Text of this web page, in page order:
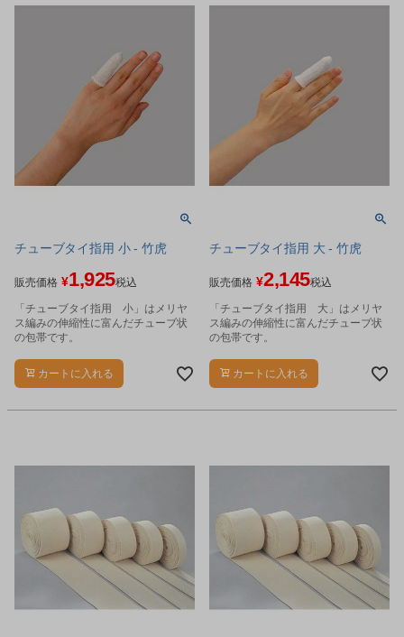
チューブタイ指用 小 - 竹虎
販売価格 ¥1,925税込
「チューブタイ指用 小」はメリヤ
ス編みの伸縮性に富んだチューブ状
の包帯です。
カートに入れる
チューブタイ指用 大 - 竹虎
販売価格 ¥2,145税込
「チューブタイ指用 大」はメリヤ
ス編みの伸縮性に富んだチューブ状
の包帯です。
カートに入れる